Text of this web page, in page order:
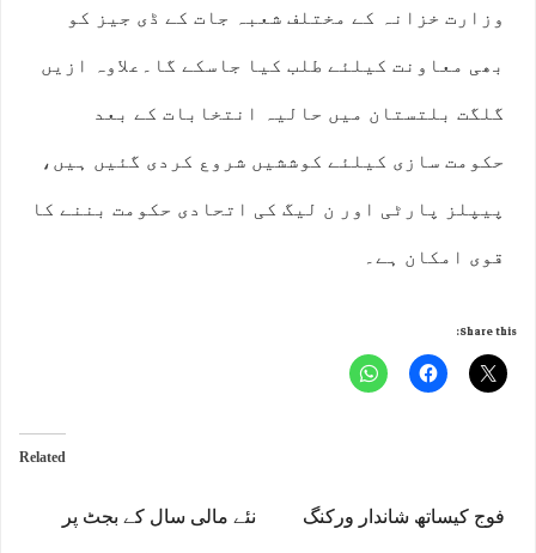
وزارت خزانہ کے مختلف شعبہ جات کے ڈی جیز کو
بھی معاونت کیلئے طلب کیا جاسکے گا۔علاوہ ازیں
گلگت بلتستان میں حالیہ انتخابات کے بعد
حکومت سازی کیلئے کوششیں شروع کردی گئیں ہیں،
پیپلز پارٹی اور ن لیگ کی اتحادی حکومت بننے کا
قوی امکان ہے۔
Share this:
Related
نئے مالی سال کے بجٹ پر فوج کیساتھ شاندار ورکنگ